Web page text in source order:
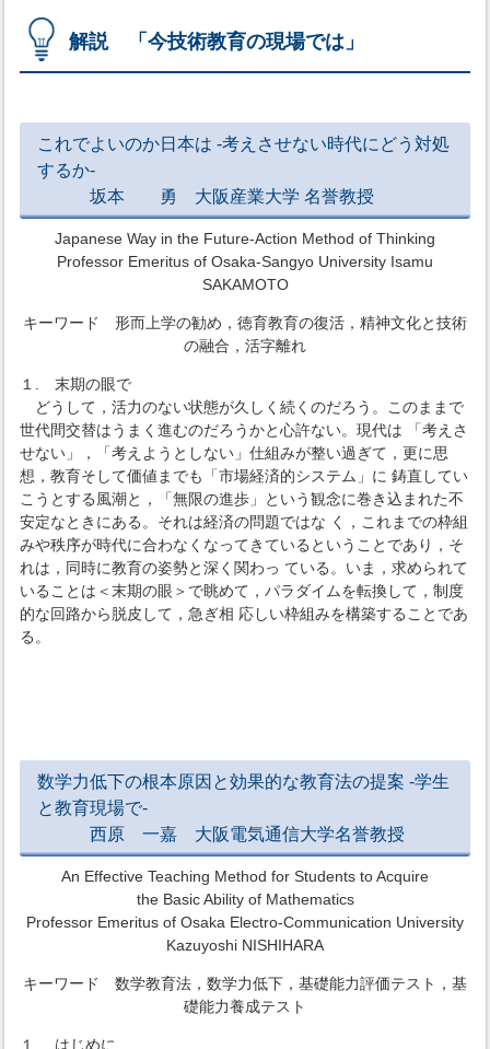
解説 「今技術教育の現場では」
これでよいのか日本は -考えさせない時代にどう対処
するか-
坂本 勇 大阪産業大学 名誉教授
Japanese Way in the Future-Action Method of Thinking
Professor Emeritus of Osaka-Sangyo University Isamu
SAKAMOTO
キーワード 形而上学の勧め，徳育教育の復活，精神文化と技術
の融合，活字離れ
１. 末期の眼で
どうして，活力のない状態が久しく続くのだろう。このままで
世代間交替はうまく進むのだろうかと心許ない。現代は 「考えさ
せない」，「考えようとしない」仕組みが整い過ぎて，更に思
想，教育そして価値までも「市場経済的システム」に 鋳直してい
こうとする風潮と，「無限の進歩」という観念に巻き込まれた不
安定なときにある。それは経済の問題ではな く，これまでの枠組
みや秩序が時代に合わなくなってきているということであり，そ
れは，同時に教育の姿勢と深く関わっ ている。いま，求められて
いることは＜末期の眼＞で眺めて，パラダイムを転換して，制度
的な回路から脱皮して，急ぎ相 応しい枠組みを構築することであ
る。
数学力低下の根本原因と効果的な教育法の提案 -学生
と教育現場で-
西原 一嘉 大阪電気通信大学名誉教授
An Effective Teaching Method for Students to Acquire
the Basic Ability of Mathematics
Professor Emeritus of Osaka Electro-Communication University
Kazuyoshi NISHIHARA
キーワード 数学教育法，数学力低下，基礎能力評価テスト，基
礎能力養成テスト
１. はじめに